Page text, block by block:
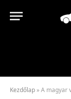
Kezdőlap »A magyar